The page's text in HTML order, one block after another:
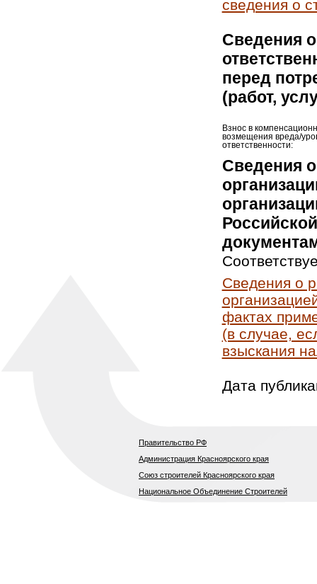
сведения о
Сведения
перед
(работ,
Взнос в
возмещения вреда/
ответственности:
Сведения
Сведения о
фактах
(в случае,
взыскания
Дата
Правительство РФ
Администрация Красноярского края
Союз строителей Красноярского края
Национальное Объединение Строителей